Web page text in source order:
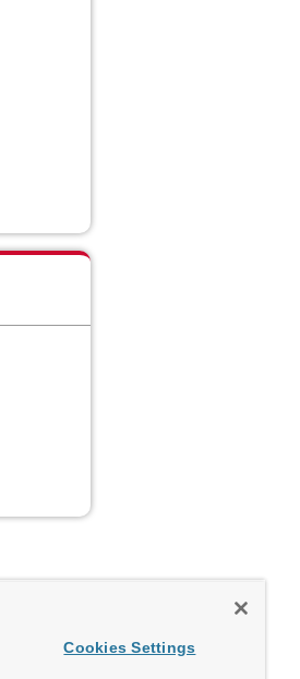
Cookies Settings